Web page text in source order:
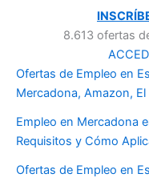
8.613 ofertas
Ofertas de Empleo en
Mercadona, Amazon,
Empleo en Mercadona
Requisitos y Cómo
Ofertas de Empleo en